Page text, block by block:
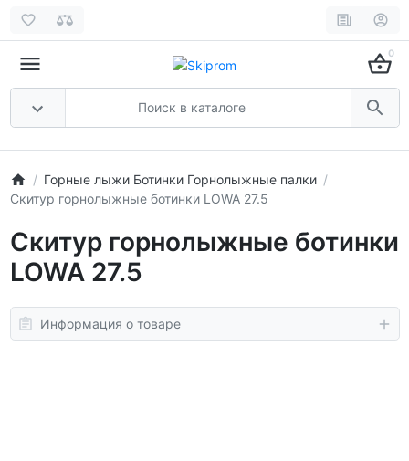
0
Горные лыжи Ботинки Горнолыжные палки
Скитур горнолыжные ботинки LOWA 27.5
Скитур горнолыжные ботинки
LOWA 27.5
Информация о товаре